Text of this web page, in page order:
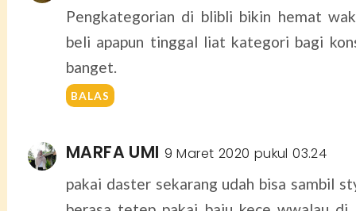
Pengkategorian di blibli bikin hemat
beli apapun tinggal liat kategori bagi
banget.
BALAS
MARFA UMI 9 Maret 2020 pukul 03.24
pakai daster sekarang udah bisa sambil